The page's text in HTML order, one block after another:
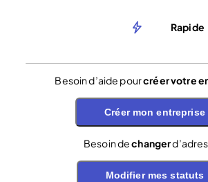
Rapide
Besoin d’aide pourcréer votre
Créer mon entreprise
Besoin dechanger
Modifier mes statuts